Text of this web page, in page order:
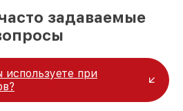
ремонта
+7 (383) 202-18-57 или
ул. Фрунзе, 238, корп. 4.
обслуживание
задаваемые
используете при